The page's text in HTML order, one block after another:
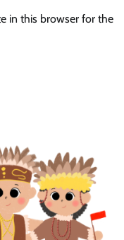
in this browser for the